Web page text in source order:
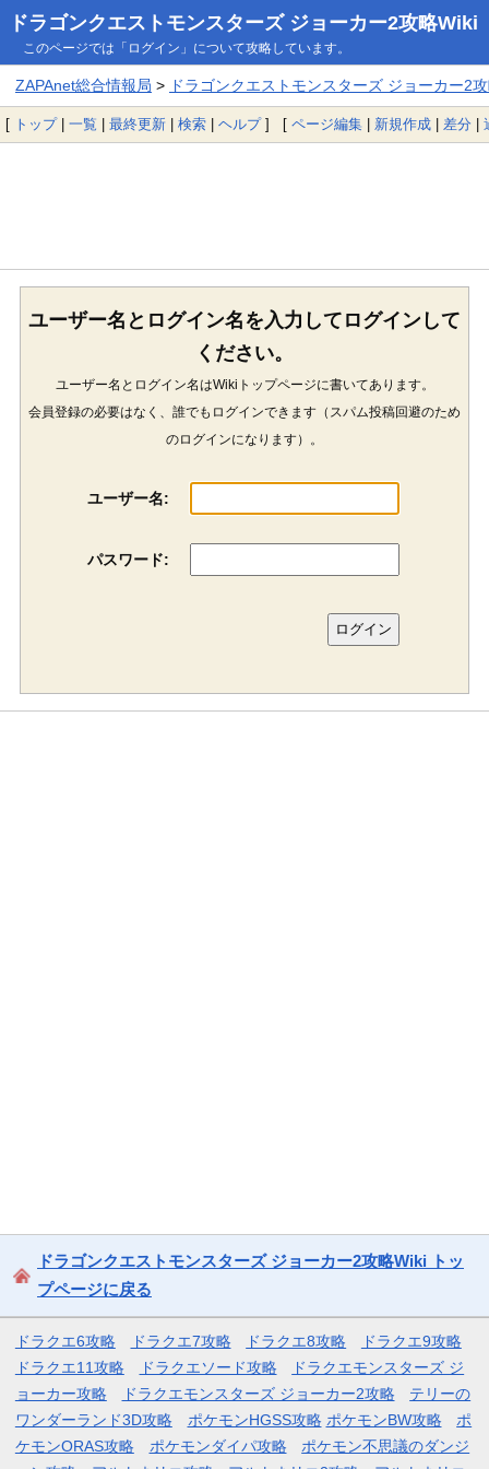
ドラゴンクエストモンスターズ ジョーカー2攻略Wiki
このページでは「ログイン」について攻略しています。
ZAPAnet総合情報局 > ドラゴンクエストモンスターズ ジョーカー2
[ トップ| 一覧 | 最終更新 | 検索 | ヘルプ] [ ページ編集 | 新規作成 | 差分 |
ユーザー名とログイン名を入力してログインして
ください。
ユーザー名とログイン名はWikiトップページに書いてあります。
会員登録の必要はなく、誰でもログインできます（スパム投稿回避のため
のログインになります）。
ユーザー名:
パスワード:
ドラゴンクエストモンスターズ ジョーカー2攻略Wiki トッ
プページに戻る
ドラクエ6攻略 ドラクエ7攻略 ドラクエ8攻略
ドラクエ9攻略
ドラクエ11攻略
ドラクエソード攻略
ドラクエモンスターズ ジ
ョーカー攻略
ドラクエモンスターズ ジョーカー2攻略
テリーの
ワンダーランド3D攻略
ポケモンHGSS攻略 ポケモンBW攻略
ポ
ケモンORAS攻略
ポケモンダイパ攻略
ポケモン不思議のダンジ